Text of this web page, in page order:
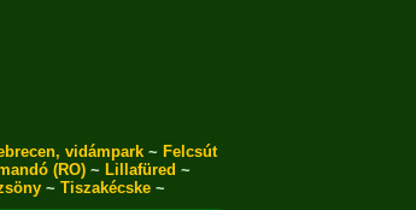
vidámpark~ Felcsút
(RO) ~ Lillafüred ~
~ Tiszakécske~